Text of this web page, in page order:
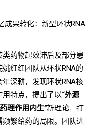
成果转化：新型环状RNA
药物起效滞后及部分患
红红团队从环状RNA的
深耕，发现环状RNA核
特点，提出了以“外源
理作用内生”新理论，打
繁给药的局限。团队进